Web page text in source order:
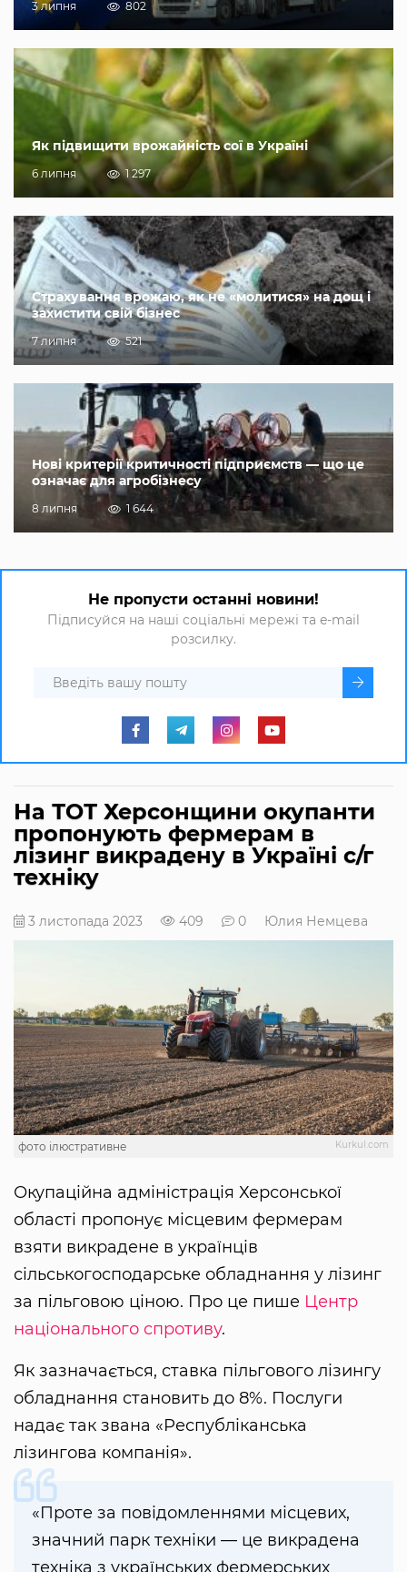
3 липня 802
Як підвищити врожайність сої в Україні
6 липня 1 297
Страхування врожаю, як не «молитися» на дощ і
захистити свій бізнес
7 липня 521
Нові критерії критичності підприємств — що це
означає для агробізнесу
8 липня 1 644
Не пропусти останні новини!
Підписуйся на наші соціальні мережі та e-mail
розсилку.
На ТОТ Херсонщини окупанти
пропонують фермерам в
лізинг викрадену в Україні с/г
техніку
3 листопада 2023 409 0 Юлия Немцева
Kurkul.com
фото ілюстративне
Окупаційна адміністрація Херсонської
області пропонує місцевим фермерам
взяти викрадене в українців
сільськогосподарське обладнання у лізинг
за пільговою ціною. Про це пише Центр
національного спротиву.
Як зазначається, ставка пільгового лізингу
обладнання становить до 8%. Послуги
надає так звана «Республіканська
лізингова компанія».
«Проте за повідомленнями місцевих,
значний парк техніки — це викрадена
техніка з українських фермерських